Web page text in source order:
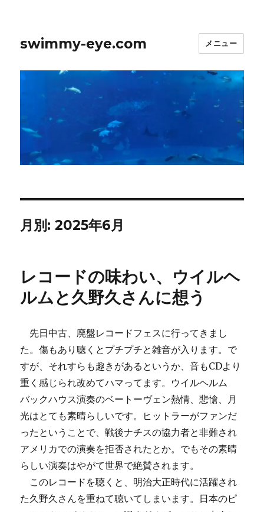
swimmy-eye.com メニュー
月別: 2025年6月
レコードの味わい、ウイルヘ
ルムと久野久さんに想う
先日中古、廃盤レコードフェスに行ってきまし
た。傷もあり聴くとプチプチと雑音が入ります。で
すが、それすらも趣きがあるというか、音もCDより
重く感じられ改めてハマってます。ウイルヘルム
バックハウス演奏のベートーヴェン熱情、悲愴、月
光はとても素晴らしいです。ヒットラーがファンだ
ったということで、戦後ナチスの協力者と非難され
アメリカでの演奏を拒否されたとか。でもその素晴
らしい演奏はやがて世界で絶賛されます。
このレコードを聴くと、明治大正時代に活躍され
た久野久さんを重ねて聴いてしまいます。日本のピ